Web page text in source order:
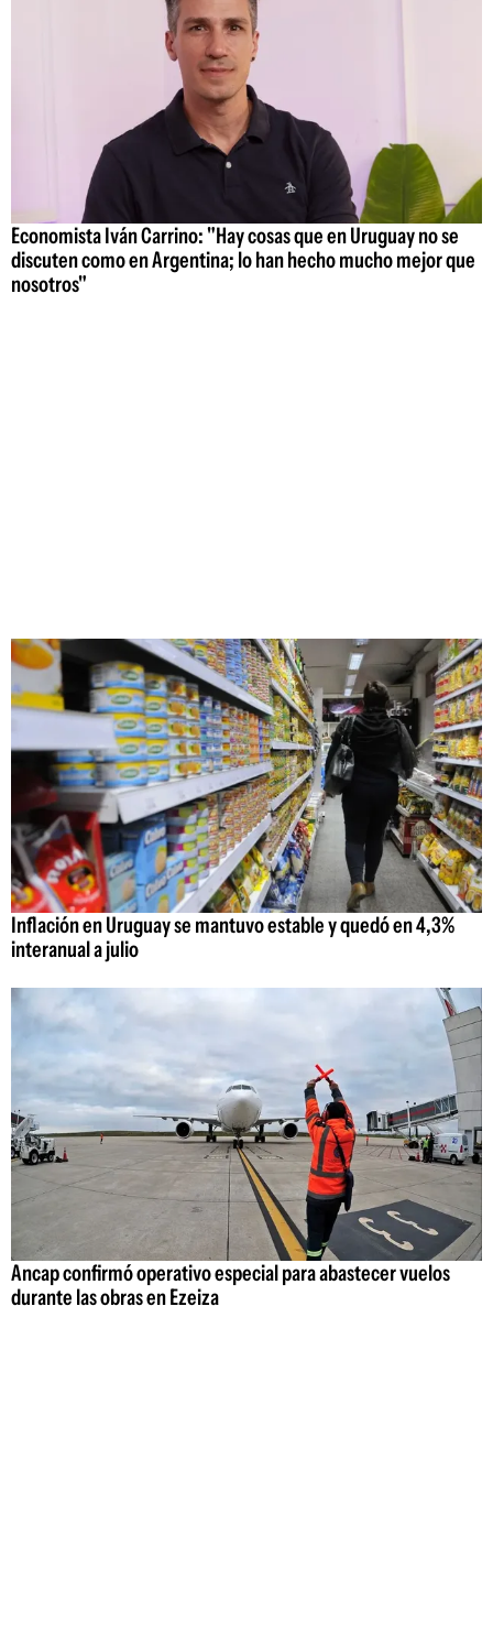
Economista Iván Carrino: "Hay cosas que en Uruguay no se
discuten como en Argentina; lo han hecho mucho mejor que
nosotros"
Inflación en Uruguay se mantuvo estable y quedó en 4,3%
interanual a julio
Ancap confirmó operativo especial para abastecer vuelos
durante las obras en Ezeiza